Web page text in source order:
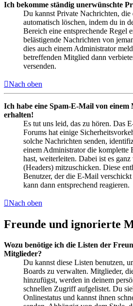
Ich bekomme ständig unerwünschte
Du kannst Private Nachrichten,
automatisch löschen, indem du in
Bereich eine entsprechende Regel
belästigende Nachrichten von
dies auch einem Administrator
betreffenden Mitglied dann
versenden.
Nach oben
Ich habe eine Spam-E-Mail von einem
erhalten!
Es tut uns leid, das zu hören. Das
Forums hat einige
solche Nachrichten senden,
einem Administrator die komplette
hast, weiterleiten. Dabei ist es
(Headers) mitzuschicken. Diese
Benutzer, der die E-Mail
kann dann entsprechend reagieren.
Nach oben
Freunde und ignorierte
Wozu benötige ich die Listen der
Mitglieder?
Du kannst diese Listen benutzen,
Boards zu verwalten. Mitglieder,
hinzufügst, werden in deinem
schnellen Zugriff aufgelistet. Du
Onlinestatus und kannst ihnen